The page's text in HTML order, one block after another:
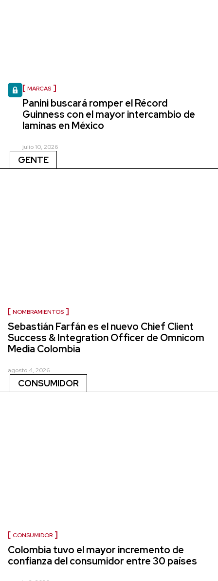
MARCAS
Panini buscará romper el Récord
Guinness con el mayor intercambio de
laminas en México
julio 10, 2026
GENTE
NOMBRAMIENTOS
Sebastián Farfán es el nuevo Chief Client
Success & Integration Officer de Omnicom
Media Colombia
agosto 4, 2026
CONSUMIDOR
CONSUMIDOR
Colombia tuvo el mayor incremento de
confianza del consumidor entre 30 países